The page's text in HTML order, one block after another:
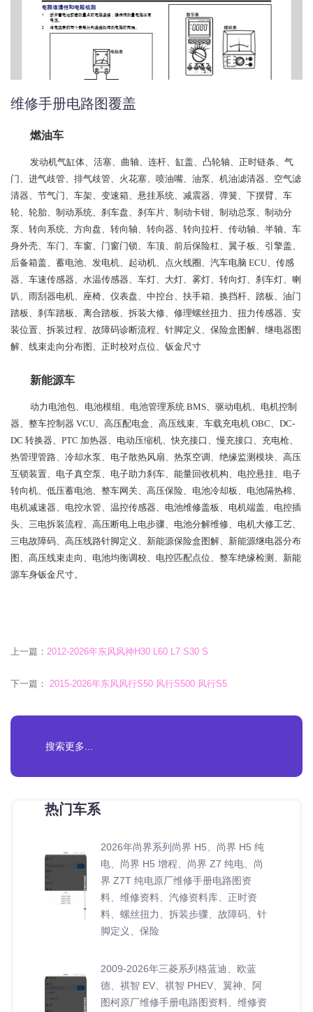
维修手册电路图覆盖
燃油车
发动机气缸体、活塞、曲轴、连杆、缸盖、凸轮轴、正时链条、气
门、进气歧管、排气歧管、火花塞、喷油嘴、油泵、机油滤清器、空气滤
清器、节气门、车架、变速箱、悬挂系统、减震器、弹簧、下摆臂、车
轮、轮胎、制动系统、刹车盘、刹车片、制动卡钳、制动总泵、制动分
泵、转向系统、方向盘、转向轴、转向器、转向拉杆、传动轴、半轴、车
身外壳、车门、车窗、门窗门锁、车顶、前后保险杠、翼子板、引擎盖、
后备箱盖、蓄电池、发电机、起动机、点火线圈、汽车电脑 ECU、传感
器、车速传感器、水温传感器、车灯、大灯、雾灯、转向灯、刹车灯、喇
叭、雨刮器电机、座椅、仪表盘、中控台、扶手箱、换挡杆、踏板、油门
踏板、刹车踏板、离合踏板、拆装大修、修理螺丝扭力、扭力传感器、安
装位置、拆装过程、故障码诊断流程、针脚定义、保险盒图解、继电器图
解、线束走向分布图、正时校对点位、钣金尺寸
新能源车
动力电池包、电池模组、电池管理系统 BMS、驱动电机、电机控制
器、整车控制器 VCU、高压配电盒、高压线束、车载充电机 OBC、DC-
DC 转换器、PTC 加热器、电动压缩机、快充接口、慢充接口、充电枪、
热管理管路、冷却水泵、电子散热风扇、热泵空调、绝缘监测模块、高压
互锁装置、电子真空泵、电子助力刹车、能量回收机构、电控悬挂、电子
转向机、低压蓄电池、整车网关、高压保险、电池冷却板、电池隔热棉、
电机减速器、电控水管、温控传感器、电池维修盖板、电机端盖、电控插
头、三电拆装流程、高压断电上电步骤、电池分解维修、电机大修工艺、
三电故障码、高压线路针脚定义、新能源保险盒图解、新能源继电器分布
图、高压线束走向、电池均衡调校、电控匹配点位、整车绝缘检测、新能
源车身钣金尺寸。
上一篇： 2012-2026年东风风神H30 L60 L7 S30 S
下一篇： 2015-2026年东风风行S50 风行S500 风行S5
热门车系
2026年尚界系列尚界 H5、尚界 H5 纯
电、尚界 H5 增程、尚界 Z7 纯电、尚
界 Z7T 纯电原厂维修手册电路图资
料、维修资料、汽修资料库、正时资
料、螺丝扭力、拆装步骤、故障码、针
脚定义、保险
2009-2026年三菱系列格蓝迪、欧蓝
德、祺智 EV、祺智 PHEV、翼神、阿
图柯原厂维修手册电路图资料、维修资